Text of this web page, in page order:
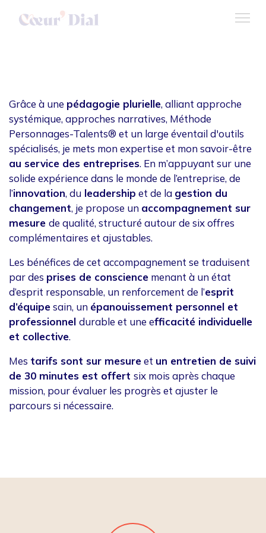
Grâce à une pédagogie plurielle, alliant approche
systémique, approches narratives, Méthode
Personnages-Talents® et un large éventail d'outils
spécialisés, je mets mon expertise et mon savoir-être
au service des entreprises. En m’appuyant sur une
solide expérience dans le monde de l’entreprise, de
l’innovation, du leadership et de la gestion du
changement, je propose un accompagnement sur
mesure de qualité, structuré autour de six offres
complémentaires et ajustables.
Les bénéfices de cet accompagnement se traduisent
par des prises de conscience menant à un état
d’esprit responsable, un renforcement de l’esprit
d’équipesain, un épanouissement personnel et
professionnel durable et une efficacité individuelle
et collective.
Mes tarifs sont sur mesureet un entretien de suivi
de 30 minutes est offert six mois après chaque
mission, pour évaluer les progrès et ajuster le
parcours si nécessaire.